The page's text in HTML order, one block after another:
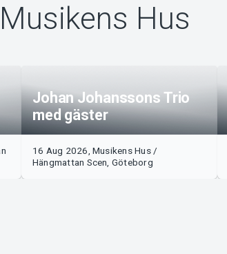
Hus
Johan Johanssons Trio
med gäster
16 Aug 2026, Musikens Hus /
Hängmattan Scen, Göteborg